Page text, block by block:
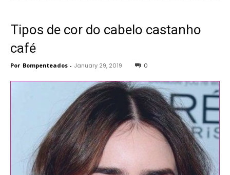
Tipos de cor do cabelo castanho
café
Por Bompenteados - January 29, 2019 0